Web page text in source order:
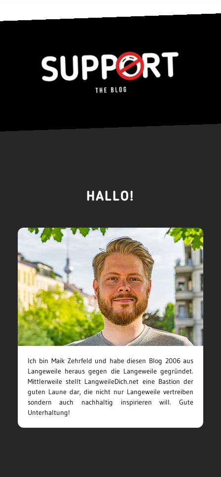
HALLO!
Ich bin Maik Zehrfeld und habe diesen Blog 2006 aus
Langeweile heraus gegen die Langeweile gegründet.
Mittlerweile stellt LangweileDich.net eine Bastion der
guten Laune dar, die nicht nur Langeweile vertreiben
sondern auch nachhaltig inspirieren will. Gute
Unterhaltung!